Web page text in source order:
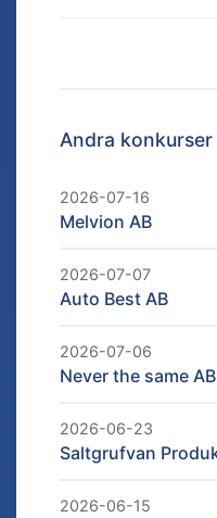
Andra konkurser
2026-07-16
Melvion AB
2026-07-07
Auto Best AB
2026-07-06
Never the same AB
2026-06-23
Saltgrufvan
2026-06-15